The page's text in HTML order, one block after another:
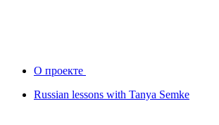
О проекте
Russian lessons with Tanya Semke